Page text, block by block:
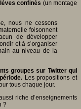
confinés (un montage
nous ne cessons
foisonnent
de développer
et à s’organiser
au niveau de la
groupes sur Twitter qui
Les propositions et
tous chaque jour.
riche d’enseignements
?